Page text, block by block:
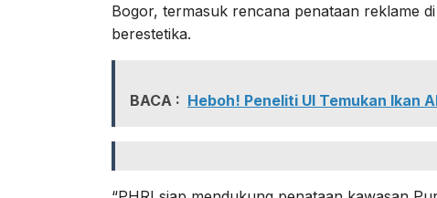
Bogor, termasuk rencana penataan reklame
berestetika.
BACA : Heboh! Peneliti UI Temukan Ikan